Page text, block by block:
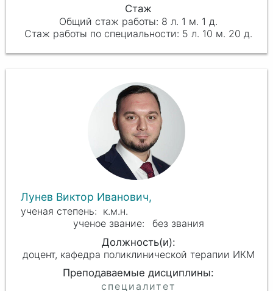
8 л. 1 м. 1 д.
5 л. 10 м. 20 д.
Лунев Виктор Иванович,
к.м.н.
без звания
доцент, кафедра поликлинической терапии ИКМ